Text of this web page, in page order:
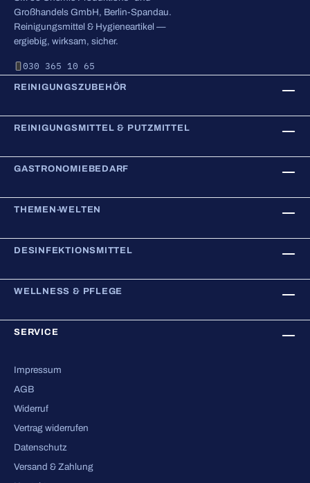
Großhandels GmbH, Berlin-Spandau.
Reinigungsmittel & Hygieneartikel —
ergiebig, wirksam, sicher.
030 365 10 65
REINIGUNGSZUBEHÖR
REINIGUNGSMITTEL & PUTZMITTEL
GASTRONOMIEBEDARF
THEMEN-WELTEN
DESINFEKTIONSMITTEL
WELLNESS & PFLEGE
SERVICE
Impressum
AGB
Widerruf
Vertrag widerrufen
Datenschutz
Versand & Zahlung